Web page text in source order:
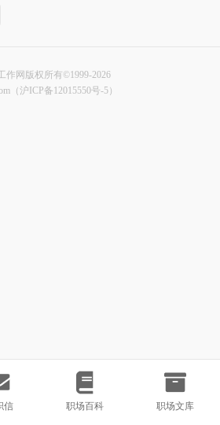
信 职场百科 职场文库
作网版权所有©1999-2026
（沪ICP备12015550号-5）